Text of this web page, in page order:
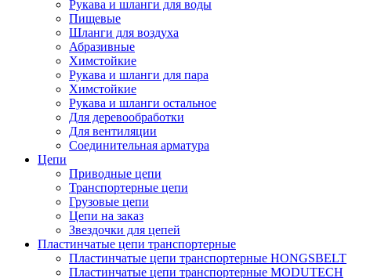
Рукава и шланги для воды
Пищевые
Шланги для воздуха
Абразивные
Химстойкие
Рукава и шланги для пара
Химстойкие
Рукава и шланги остальное
Для деревообработки
Для вентиляции
Соединительная арматура
Цепи
Приводные цепи
Транспортерные цепи
Грузовые цепи
Цепи на заказ
Звездочки для цепей
Пластинчатые цепи транспортерные
Пластинчатые цепи транспортерные HONGSBELT
Пластинчатые цепи транспортерные MODUTECH